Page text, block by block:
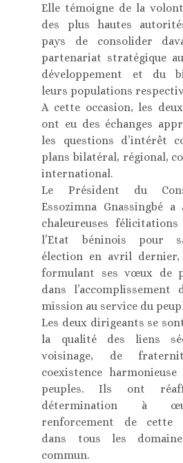
Elle témoigne de la
des plus hautes
pays de consolider
partenariat stratégique
développement et du
leurs populations
A cette occasion, les
ont eu des échanges
les questions d’intérêt
plans bilatéral, régional,
international.
Le Président du
Essozimna Gnassingbé a
chaleureuses
l’Etat béninois pour
élection en avril
formulant ses vœux de
dans l’accomplissement
mission au service du
Les deux dirigeants se
la qualité des liens
voisinage, de
coexistence
peuples. Ils ont
détermination à
renforcement de cette
dans tous les
commun.